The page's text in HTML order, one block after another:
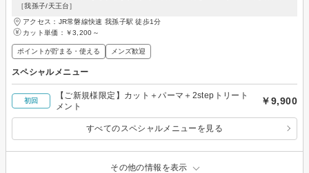
［我孫子/天王台］
アクセス：JR常磐線快速 我孫子駅 徒歩1分
カット単価： ￥3,200～
ポイントが貯まる・使える メンズ歓迎
スペシャルメニュー
初回
【ご新規様限定】カット＋パーマ＋2stepトリート
メント
￥9,900
すべてのスペシャルメニューを見る
その他の情報を表示